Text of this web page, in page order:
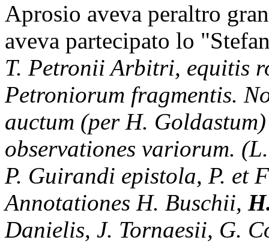
Aprosio aveva peraltro
aveva partecipato lo
T. Petronii Arbitri, equitis
Petroniorum fragmentis.
auctum (per H.
observationes variorum.
P. Guirandi epistola, P. et
Annotationes H. Buschii,
Danielis, J. Tornaesii, G.